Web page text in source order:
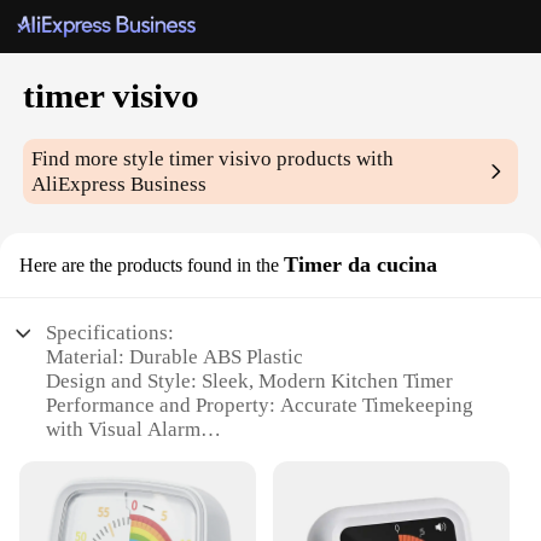
timer visivo
Find more styletimer visivo products with
AliExpress Business
Here are the products found in the Timer da cucina
Specifications:
Material: Durable ABS Plastic
Design and Style: Sleek, Modern Kitchen Timer
Performance and Property: Accurate Timekeeping
with Visual Alarm
Management
Shape and Size: Compact and Portable
Parts and Accessories: Easy-to-Read Display and